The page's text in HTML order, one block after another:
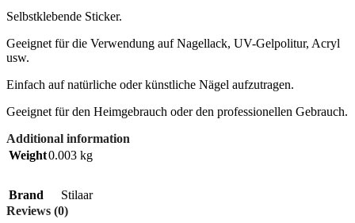
Selbstklebende Sticker.
Geeignet für die Verwendung auf Nagellack, UV-Gelpolitur, Acryl
usw.
Einfach auf natürliche oder künstliche Nägel aufzutragen.
Geeignet für den Heimgebrauch oder den professionellen Gebrauch.
Additional information
Weight0.003 kg
Brand
Stilaar
Reviews (0)